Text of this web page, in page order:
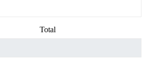
Total